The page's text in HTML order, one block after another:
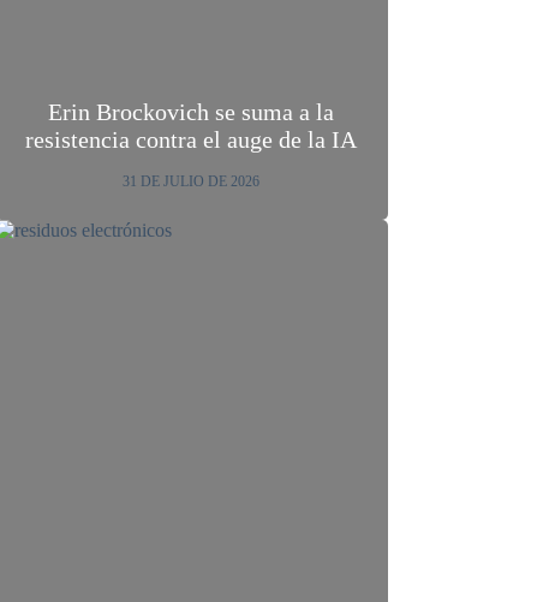
Erin Brockovich se suma a la
resistencia contra el auge de la IA
31 DE JULIO DE 2026